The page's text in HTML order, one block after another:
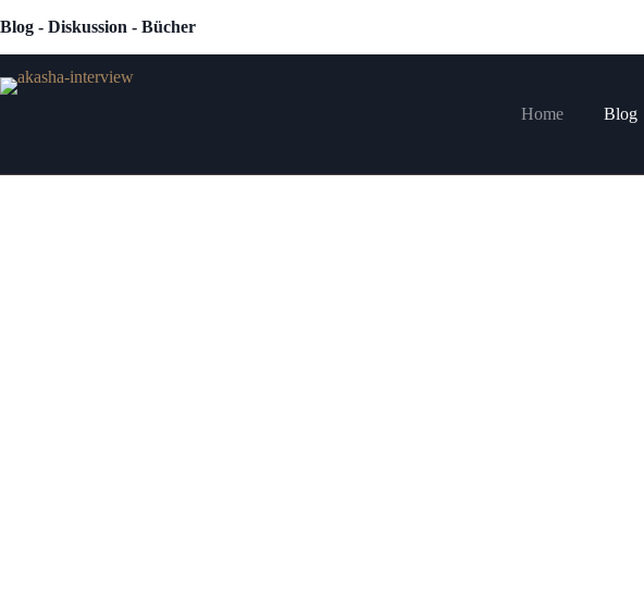
Inhalt
Blog - Diskussion - Bücher
Home Blog